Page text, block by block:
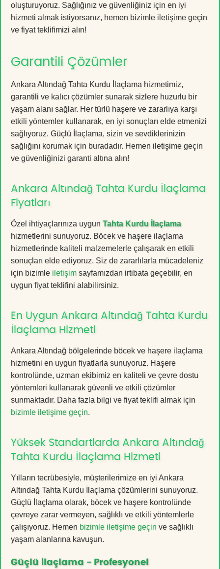
oluşturuyoruz. Sağlığınız ve güvenliğiniz için en iyi
hizmeti almak istiyorsanız, hemen bizimle iletişime geçin
ve fiyat teklifimizi alın!
Garantili Çözümler
Ankara Altındağ Tahta Kurdu İlaçlama hizmetimiz,
garantili ve kalıcı çözümler sunarak sizlere huzurlu bir
yaşam alanı sağlar. Her türlü haşere ve zararlıya karşı
etkili yöntemler kullanarak, en iyi sonuçları elde etmenizi
sağlıyoruz. Güçlü İlaçlama, sizin ve sevdiklerinizin
sağlığını korumak için buradadır. Hemen iletişime geçin
ve güvenliğinizi garanti altına alın!
Ankara Altındağ Tahta Kurdu İlaçlama
Fiyatları
Özel ihtiyaçlarınıza uygun Tahta Kurdu İlaçlama
hizmetlerini sunuyoruz. Böcek ve haşere ilaçlama
hizmetlerinde kaliteli malzemelerle çalışarak en etkili
sonuçları elde ediyoruz. Siz de zararlılarla mücadeleniz
için bizimle iletişim sayfamızdan irtibata geçebilir, en
uygun fiyat teklifini alabilirsiniz.
En Uygun Ankara Altındağ Tahta Kurdu
İlaçlama Hizmeti
Ankara Altındağ bölgelerinde böcek ve haşere ilaçlama
hizmetini en uygun fiyatlarla sunuyoruz. Haşere
kontrolünde, uzman ekibimiz en kaliteli ve çevre dostu
yöntemleri kullanarak güvenli ve etkili çözümler
sunmaktadır. Daha fazla bilgi ve fiyat teklifi almak için
bizimle iletişime geçin.
Yüksek Standartlarda Ankara Altındağ
Tahta Kurdu İlaçlama Hizmeti
Yılların tecrübesiyle, müşterilerimize en iyi Ankara
Altındağ Tahta Kurdu İlaçlama çözümlerini sunuyoruz.
Güçlü İlaçlama olarak, böcek ve haşere kontrolünde
çevreye zarar vermeyen, sağlıklı ve etkili yöntemlerle
çalışıyoruz. Hemen bizimle iletişime geçin ve sağlıklı
yaşam alanlarına kavuşun.
Güçlü İlaçlama - Profesyonel